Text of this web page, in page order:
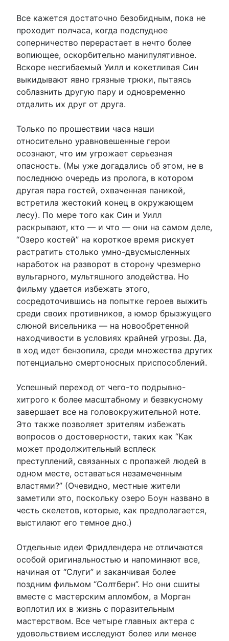
Все кажется достаточно безобидным, пока не
проходит полчаса, когда подспудное
соперничество перерастает в нечто более
вопиющее, оскорбительно манипулятивное.
Вскоре несгибаемый Уилл и кокетливая Син
выкидывают явно грязные трюки, пытаясь
соблазнить другую пару и одновременно
отдалить их друг от друга.
Только по прошествии часа наши
относительно уравновешенные герои
осознают, что им угрожает серьезная
опасность. (Мы уже догадались об этом, не в
последнюю очередь из пролога, в котором
другая пара гостей, охваченная паникой,
встретила жестокий конец в окружающем
лесу). По мере того как Син и Уилл
раскрывают, кто — и что — они на самом деле,
“Озеро костей” на короткое время рискует
растратить столько умно-двусмысленных
наработок на разворот в сторону чрезмерно
вульгарного, мультяшного злодейства. Но
фильму удается избежать этого,
сосредоточившись на попытке героев выжить
среди своих противников, а юмор брызжущего
слюной висельника — на новообретенной
находчивости в условиях крайней угрозы. Да,
в ход идет бензопила, среди множества других
потенциально смертоносных приспособлений.
Успешный переход от чего-то подрывно-
хитрого к более масштабному и безвкусному
завершает все на головокружительной ноте.
Это также позволяет зрителям избежать
вопросов о достоверности, таких как “Как
может продолжительный всплеск
преступлений, связанных с пропажей людей в
одном месте, оставаться незамеченным
властями?” (Очевидно, местные жители
заметили это, поскольку озеро Боун названо в
честь скелетов, которые, как предполагается,
выстилают его темное дно.)
Отдельные идеи Фридлендера не отличаются
особой оригинальностью и напоминают все,
начиная от “Слуги” и заканчивая более
поздним фильмом “Солтберн”. Но они сшиты
вместе с мастерским апломбом, а Морган
воплотил их в жизнь с поразительным
мастерством. Все четыре главных актера с
удовольствием исследуют более или менее